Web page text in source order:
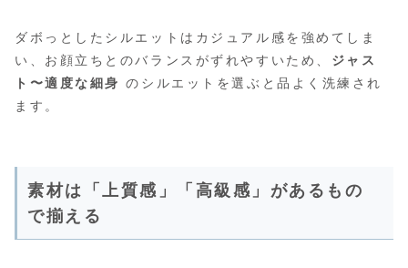
ダボっとしたシルエットはカジュアル感を強めてしま
い、お顔立ちとのバランスがずれやすいため、 ジャス
ト〜適度な細身 のシルエットを選ぶと品よく洗練され
ます。
素材は「上質感」「高級感」があるもの
で揃える